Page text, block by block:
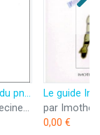
Le guide Internet du pneumologue 2001.: 3ème édition
par Imothep Médecine-Sciences
0,00 €